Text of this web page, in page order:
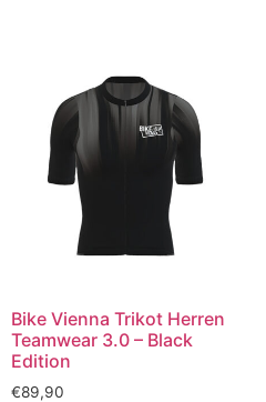
Bike Vienna Trikot Herren
Teamwear 3.0 – Black
Edition
€89,90